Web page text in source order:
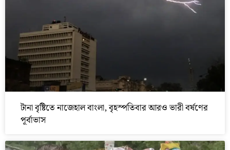
টানা বৃষ্টিতে নাজেহাল বাংলা, বৃহস্পতিবার আরও ভারী বর্ষণের
পূর্বাভাস